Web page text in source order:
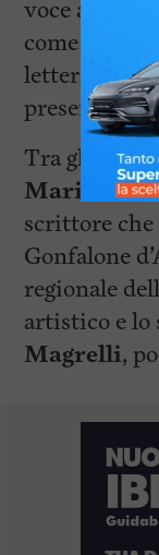
voce a
come ogni
letterari e la
presenti.
Tra gli
Maria
scrittore
Gonfalone
regionale
artistico e lo
Magrelli,